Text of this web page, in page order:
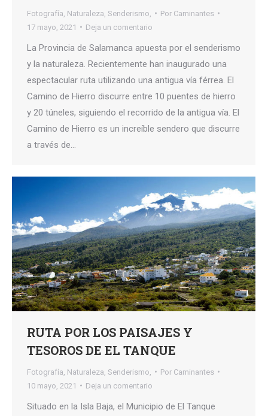
Fotografía Naturaleza Senderismo, Por Caminantes
17 mayo, 2021
Deja un comentario
La Provincia de Salamanca apuesta por el senderismo
y la naturaleza. Recientemente han inaugurado una
espectacular ruta utilizando una antigua vía férrea. El
Camino de Hierro discurre entre 10 puentes de hierro
y 20 túneles, siguiendo el recorrido de la antigua vía. El
Camino de Hierro es un increíble sendero que discurre
a través de…
RUTA POR LOS PAISAJES Y
TESOROS DE EL TANQUE
Fotografía Naturaleza Senderismo, Por Caminantes
10 mayo, 2021
Deja un comentario
Situado en la Isla Baja, el Municipio de El Tanque